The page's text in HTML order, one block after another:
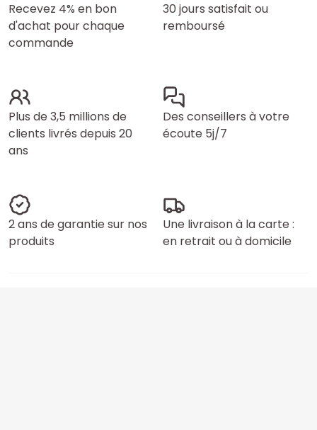
Recevez 4% en bon
d'achat pour chaque
commande
30 jours satisfait ou
remboursé
Plus de 3,5 millions de
clients livrés depuis 20
ans
Des conseillers à votre
écoute 5j/7
2 ans de garantie sur nos
produits
Une livraison à la carte :
en retrait ou à domicile